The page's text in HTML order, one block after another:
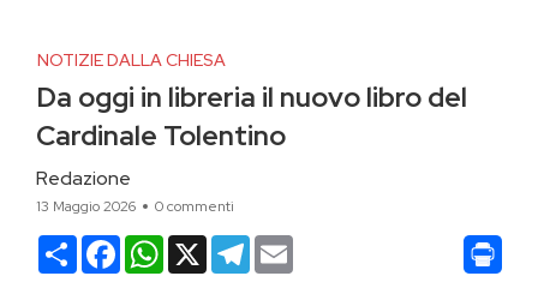
NOTIZIE DALLA CHIESA
Da oggi in libreria il nuovo libro del
Cardinale Tolentino
Redazione
13 Maggio 2026 0 commenti
CondividiFacebookWhatsApp
X Telegram